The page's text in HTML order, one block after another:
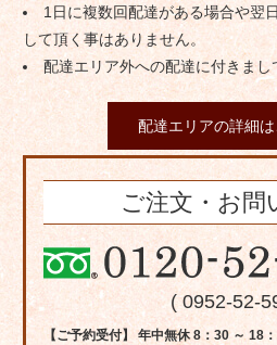
1日に複数回配達がある場合や翌
して頂く事はありません。
配達エリア外への配達に付きまし
配達エリアの詳細は
ご注文・お問
( 0952-52-
【ご予約受付】 年中無休 8：30 ～ 18